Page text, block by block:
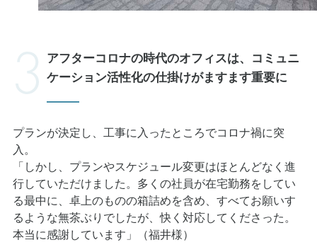
ケーション活性化の仕掛けがますます重要に
入。
「しかし、プランやスケジュール変更はほとんどなく進
行していただけました。多くの社員が在宅勤務をしてい
る最中に、卓上のものの箱詰めを含め、すべてお願いす
るような無茶ぶりでしたが、快く対応してくださった。
本当に感謝しています」（福井様）